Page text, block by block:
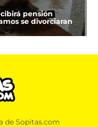
pensión
se divorciaran
de Sopitas.com